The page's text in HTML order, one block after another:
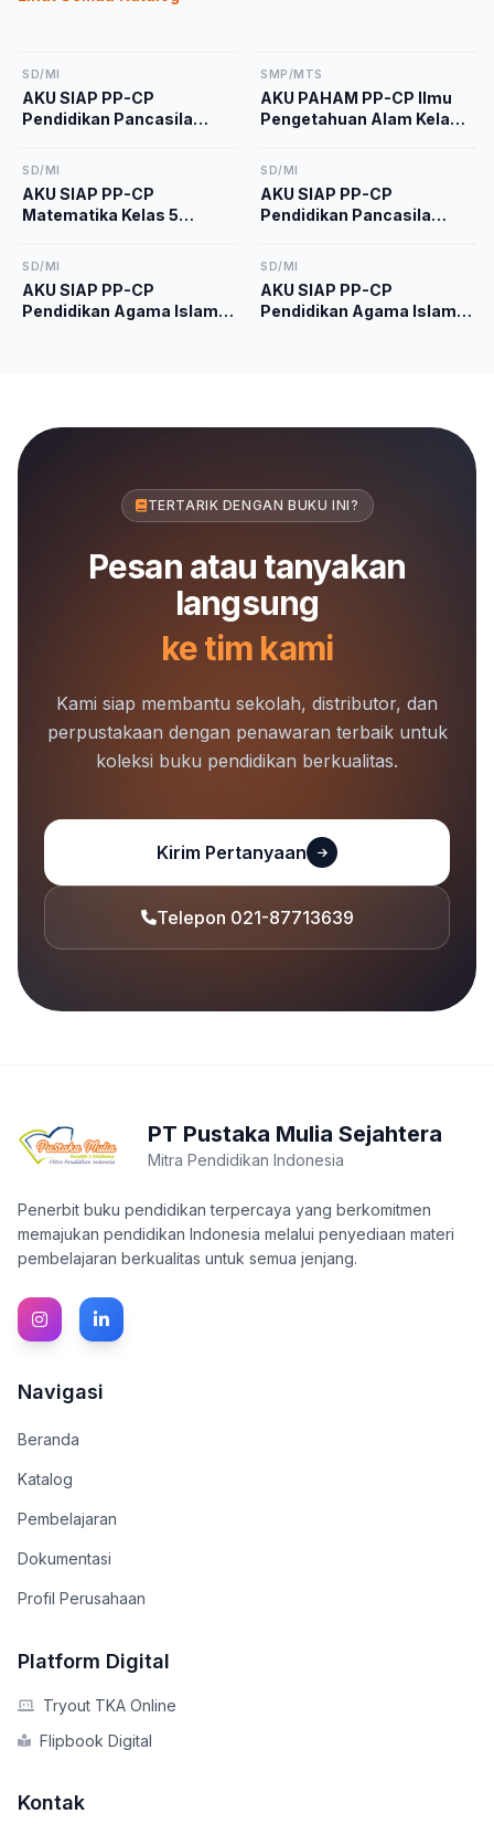
SD/MI
AKU SIAP PP-CP
Pendidikan Pancasila
Merdeka
SMP/MTS
AKU PAHAM PP-CP Ilmu
Pengetahuan Alam Kelas
SD/MI
AKU SIAP PP-CP
Matematika Kelas 5
SD/MI
AKU SIAP PP-CP
Pendidikan Pancasila
Merdeka
SD/MI
AKU SIAP PP-CP
Pendidikan Agama Islam
SD/MI
AKU SIAP PP-CP
Pendidikan Agama Islam
TERTARIK DENGAN BUKU INI?
Pesan atau tanyakan
langsung
ke tim kami
Kami siap membantu sekolah, distributor, dan
perpustakaan dengan penawaran terbaik untuk
koleksi buku pendidikan berkualitas.
Kirim Pertanyaan
Telepon 021-87713639
PT Pustaka Mulia Sejahtera
Mitra Pendidikan Indonesia
Penerbit buku pendidikan terpercaya yang berkomitmen
memajukan pendidikan Indonesia melalui penyediaan materi
pembelajaran berkualitas untuk semua jenjang.
Navigasi
Beranda
Katalog
Pembelajaran
Dokumentasi
Profil Perusahaan
Platform Digital
Tryout TKA Online
Flipbook Digital
Kontak